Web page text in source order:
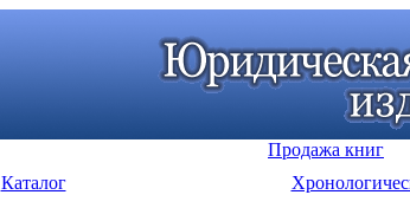
Продажа книг
Каталог